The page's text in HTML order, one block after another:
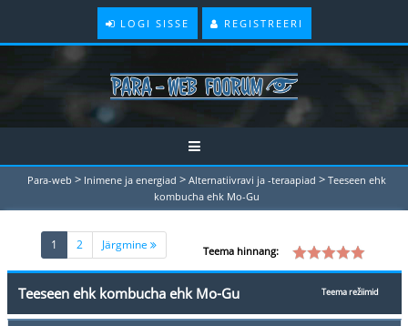
LOGI SISSE REGISTREERI
Para-web > Inimene ja energiad > Alternatiivravi ja -teraapiad > Teeseen ehk
kombucha ehk Mo-Gu
1 (current)
2 Järgmine Teema hinnang:
Teema režiimid
Teeseen ehk kombucha ehk Mo-Gu